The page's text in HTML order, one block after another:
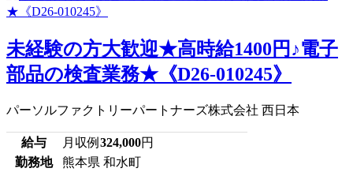
未経験の方大歓迎★高時給1400円♪電子
部品の検査業務★《D26-010245》
パーソルファクトリーパートナーズ株式会社 西日本
給与 月収例 324,000円
勤務地
熊本県 和水町